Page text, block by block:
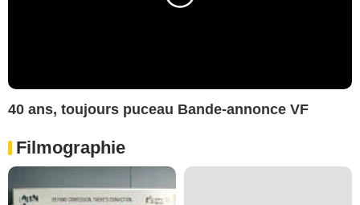
40 ans, toujours puceau Bande-annonce VF
Filmographie